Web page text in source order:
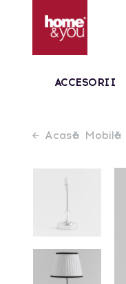
ACCESORII
Acasă Mobilă